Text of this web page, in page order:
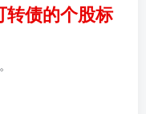
转债的个股标